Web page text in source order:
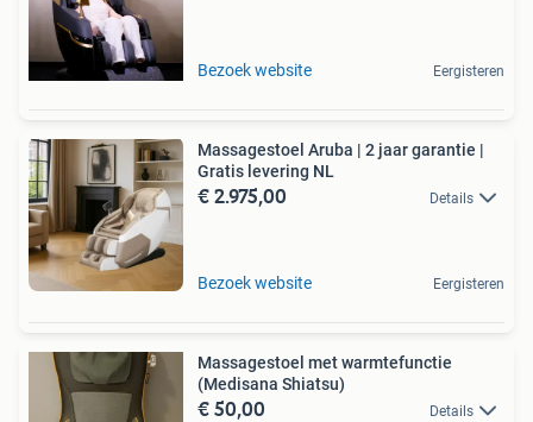
Bezoek website Eergisteren
Massagestoel Aruba | 2 jaar garantie |
Gratis levering NL
€ 2.975,00 Details
Bezoek website Eergisteren
Massagestoel met warmtefunctie
(Medisana Shiatsu)
€ 50,00 Details